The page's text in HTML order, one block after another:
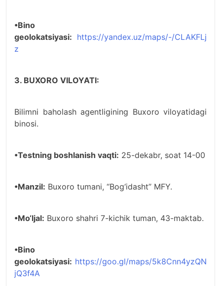
•Bino
geolokatsiyasi: https://yandex.uz/maps/-/CLAKFLj
z
3. BUXORO VILOYATI:
Bilimni baholash agentligining Buxoro viloyatidagi
binosi.
•Testning boshlanish vaqti: 25-dekabr, soat 14-00
•Manzil: Buxoro tumani, ‘‘Bog‘idasht’’ MFY.
•Mo‘ljal: Buxoro shahri 7-kichik tuman, 43-maktab.
•Bino
geolokatsiyasi: https://goo.gl/maps/5k8Cnn4yzQN
jQ3f4A